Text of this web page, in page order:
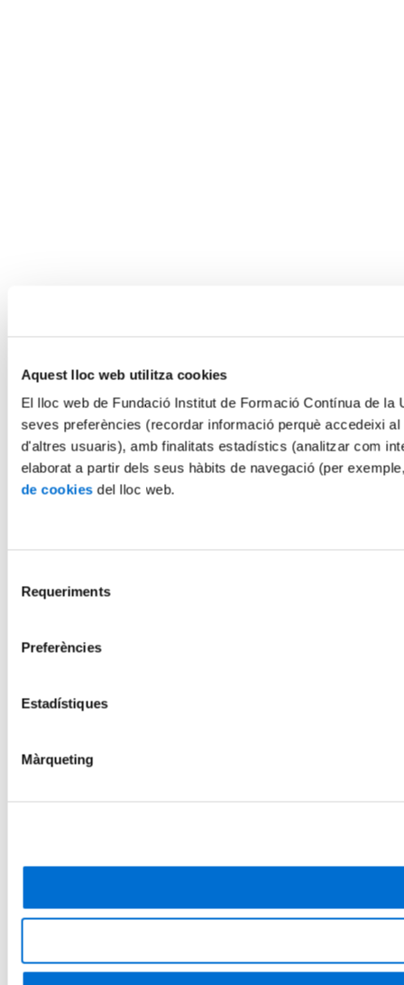
Aquest lloc web utilitza cookies
El lloc web de Fundació Institut de Formació Contínua de
seves preferències (recordar informació perquè accedeixi
d'altres usuaris), amb finalitats estadístics (analitzar com
elaborat a partir dels seus hàbits de navegació (per
de cookies del lloc web.
Requeriments
Preferències
Estadístiques
Màrqueting